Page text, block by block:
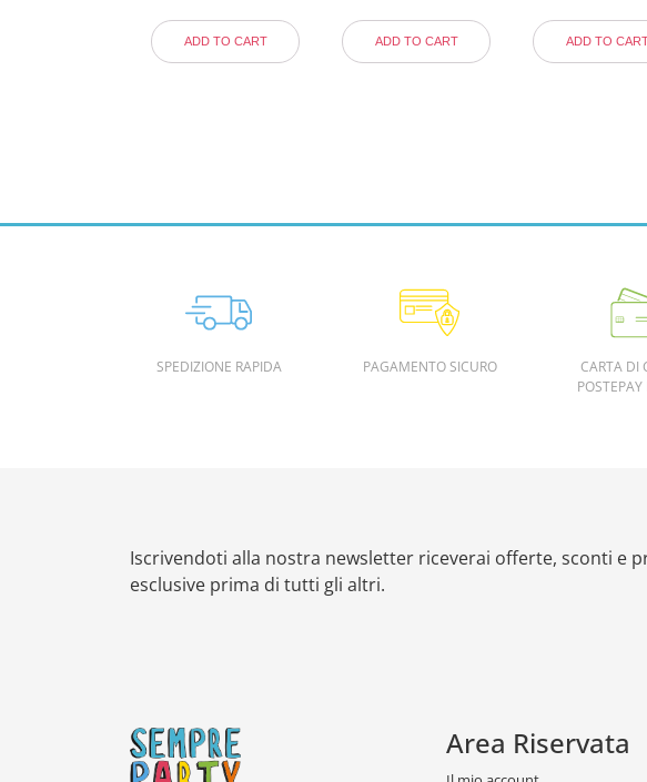
ADD TO CART ADD TO CART ADD TO
SPEDIZIONE RAPIDA PAGAMENTO SICURO
CARTA DI
Iscrivendoti alla nostra newsletter riceverai offerte, sconti e
esclusive prima di tutti gli altri.
Area Riservata